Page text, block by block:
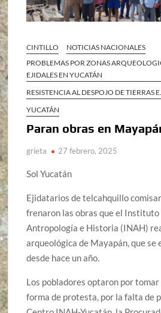
CINTILLO
NOTICIAS NACIONALES
PROBLEMAS POR ZONAS
EJIDALES EN YUCATÁN
RESISTENCIA AL DESPOJO DE TIERRAS
YUCATÁN
Paran obras en
grieta 27 febrero, 2025
Sol Yucatán
Ejidatarios de telcahquillo
frenaron las obras que el Instituto
Antropología e Historia (INAH)
arqueológica de Mayapán, que se
desde hace un año.
Los pobladores optaron por
forma de protesta, por la falta de